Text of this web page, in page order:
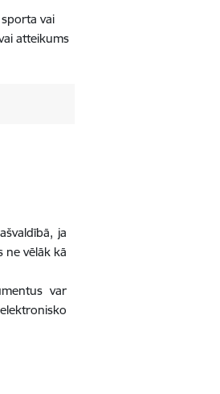
vai
atteikums
ja
ne vēlāk kā
var